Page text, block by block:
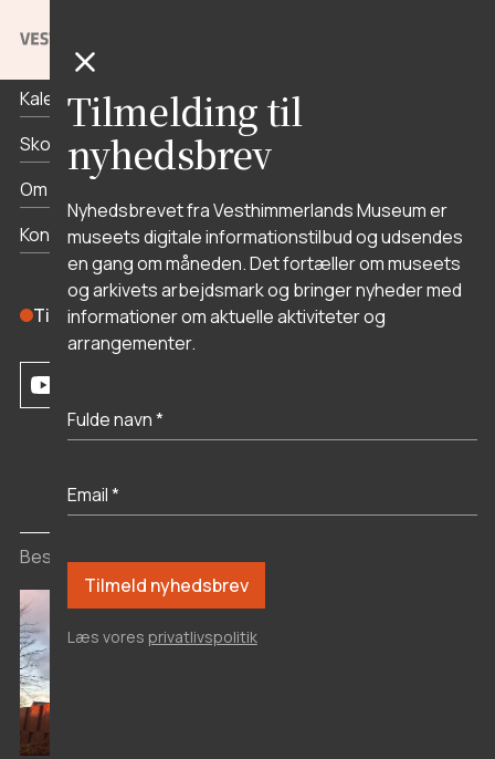
Priser og åbningstider
Kalender
Skoletjenesten
Om museet
Kontakt
Tilmeld dig nyhedsbrevet
Besøgssteder
Tilmelding til
nyhedsbrev
Nyhedsbrevet fra Vesthimmerlands Museum er
museets digitale informationstilbud og udsendes
en gang om måneden. Det fortæller om museets
og arkivets arbejdsmark og bringer nyheder med
informationer om aktuelle aktiviteter og
arrangementer.
Læs vores privatlivspolitik